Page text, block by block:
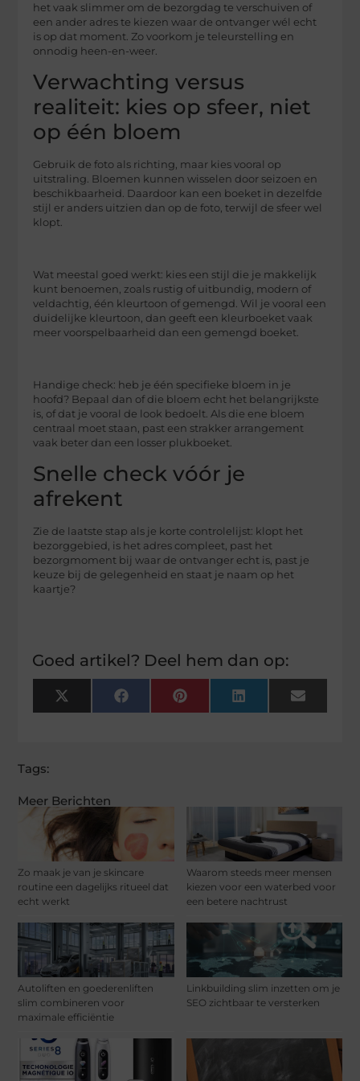
Meer Berichten
Zo maak je van je skincare
routine een dagelijks ritueel dat
echt werkt
Waarom steeds meer mensen
kiezen voor een waterbed voor
een betere nachtrust
Autoliften en goederenliften
slim combineren voor
maximale efficiëntie
Linkbuilding slim inzetten om je
SEO zichtbaar te versterken
het vaak slimmer om de bezorgdag te verschuiven of
een ander adres te kiezen waar de ontvanger wél echt
is op dat moment. Zo voorkom je teleurstelling en
onnodig heen-en-weer.
Verwachting versus
realiteit: kies op sfeer, niet
op één bloem
Gebruik de foto als richting, maar kies vooral op
uitstraling. Bloemen kunnen wisselen door seizoen en
beschikbaarheid. Daardoor kan een boeket in dezelfde
stijl er anders uitzien dan op de foto, terwijl de sfeer wel
klopt.
Wat meestal goed werkt: kies een stijl die je makkelijk
kunt benoemen, zoals rustig of uitbundig, modern of
veldachtig, één kleurtoon of gemengd. Wil je vooral een
duidelijke kleurtoon, dan geeft een kleurboeket vaak
meer voorspelbaarheid dan een gemengd boeket.
Handige check: heb je één specifieke bloem in je
hoofd? Bepaal dan of die bloem echt het belangrijkste
is, of dat je vooral de look bedoelt. Als die ene bloem
centraal moet staan, past een strakker arrangement
vaak beter dan een losser plukboeket.
Snelle check vóór je
afrekent
Zie de laatste stap als je korte controlelijst: klopt het
bezorggebied, is het adres compleet, past het
bezorgmoment bij waar de ontvanger echt is, past je
keuze bij de gelegenheid en staat je naam op het
kaartje?
Goed artikel? Deel hem dan op:
X
(Twitter)
FacebookPinterest LinkedIn Email
Tags: